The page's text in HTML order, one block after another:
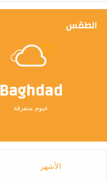
الطقس
Baghdad
غيوم متفرقة
الأشهر